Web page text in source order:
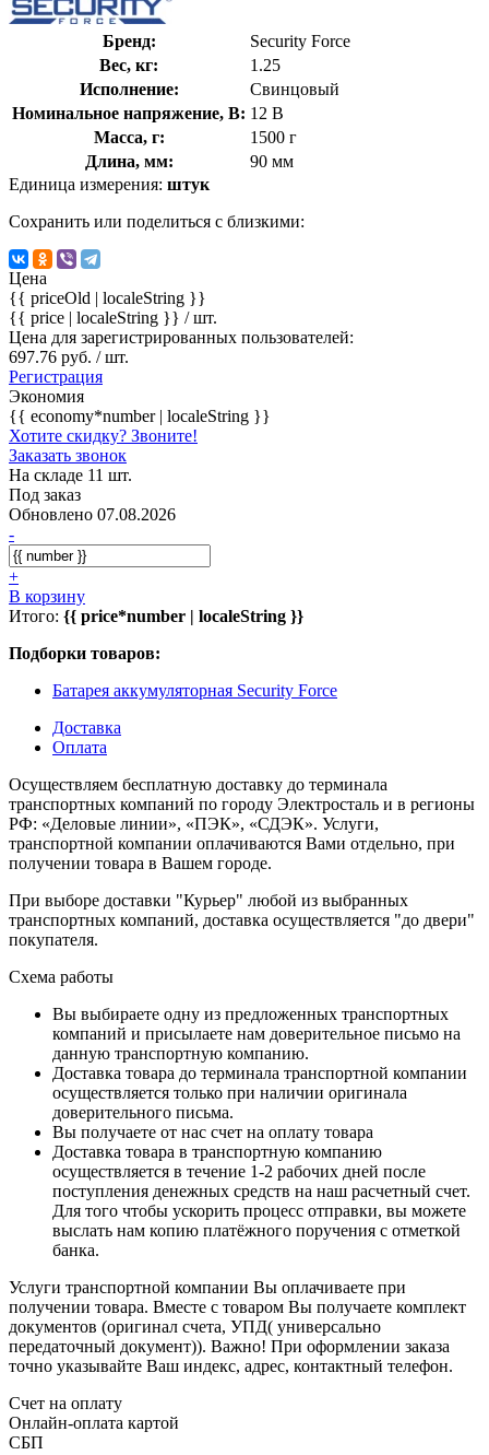
Бренд:
Security Force
Вес, кг:
1.25
Исполнение:
Свинцовый
Номинальное напряжение, В: 12 В
Масса, г:
1500 г
Длина, мм:
90 мм
Единица измерения: штук
Сохранить или поделиться с близкими:
Цена
{{ priceOld | localeString }}
{{ price | localeString }} / шт.
Цена для зарегистрированных пользователей:
697.76 руб. / шт.
Регистрация
Экономия
{{ economy*number | localeString }}
Хотите скидку? Звоните!
Заказать звонок
На складе 11 шт.
Под заказ
Обновлено 07.08.2026
-
+
В корзину
Итого: {{ price*number | localeString }}
Подборки товаров:
Батарея аккумуляторная Security Force
Доставка
Оплата
Осуществляем бесплатную доставку до терминала
транспортных компаний по городу Электросталь и в регионы
РФ: «Деловые линии», «ПЭК», «СДЭК». Услуги,
транспортной компании оплачиваются Вами отдельно, при
получении товара в Вашем городе.
При выборе доставки "Курьер" любой из выбранных
транспортных компаний, доставка осуществляется "до двери"
покупателя.
Схема работы
Вы выбираете одну из предложенных транспортных
компаний и присылаете нам доверительное письмо на
данную транспортную компанию.
Доставка товара до терминала транспортной компании
осуществляется только при наличии оригинала
доверительного письма.
Вы получаете от нас счет на оплату товара
Доставка товара в транспортную компанию
осуществляется в течение 1-2 рабочих дней после
поступления денежных средств на наш расчетный счет.
Для того чтобы ускорить процесс отправки, вы можете
выслать нам копию платёжного поручения с отметкой
банка.
Услуги транспортной компании Вы оплачиваете при
получении товара. Вместе с товаром Вы получаете комплект
документов (оригинал счета, УПД( универсально
передаточный документ)). Важно! При оформлении заказа
точно указывайте Ваш индекс, адрес, контактный телефон.
Счет на оплату
Онлайн-оплата картой
СБП